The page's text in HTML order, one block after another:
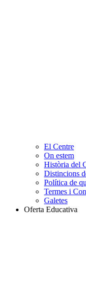
El Centre
On estem
Història del
Distincions
Política de
Termes i
Galetes
Oferta Educativa